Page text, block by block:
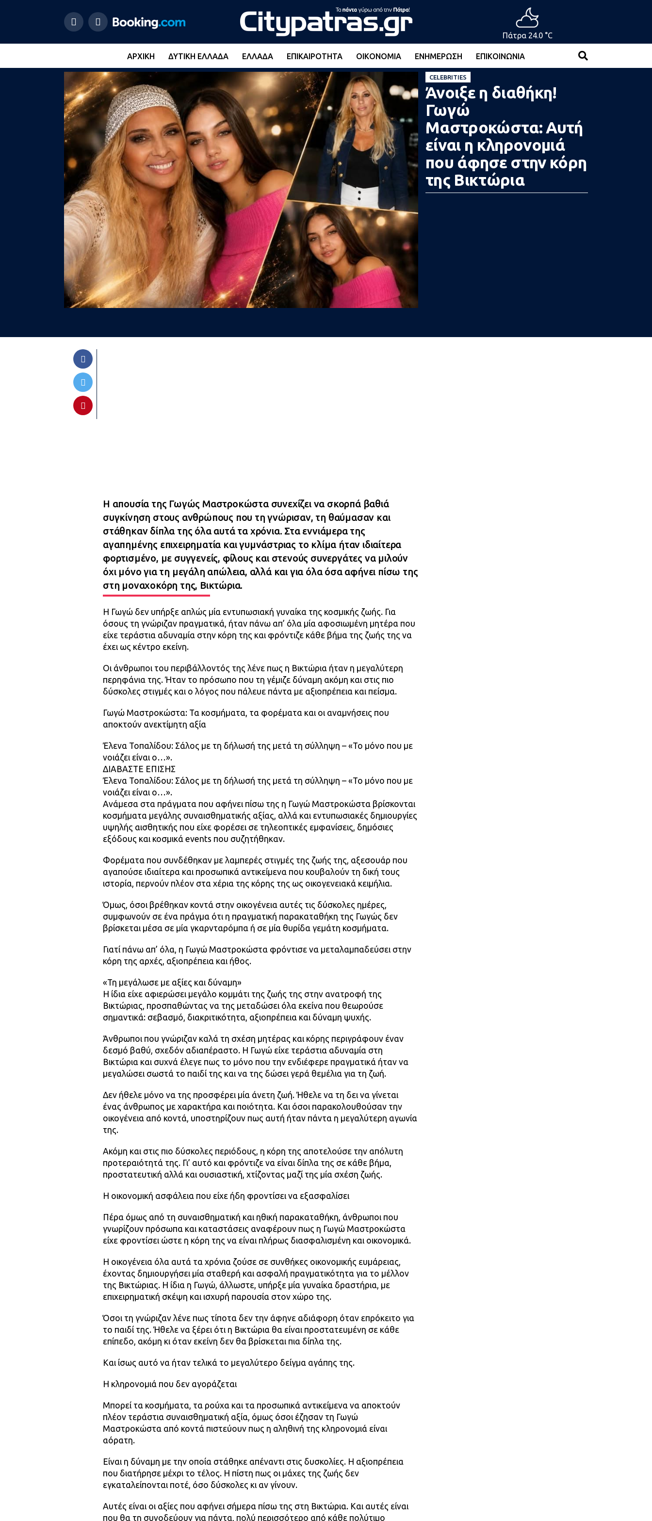
Πάτρα 24.0 °C
ΑΡΧΙΚΉ ΔΥΤΙΚΉ ΕΛΛΆΔΑ ΕΛΛΆΔΑ ΕΠΙΚΑΙΡΌΤΗΤΑ ΟΙΚΟΝΟΜΊΑ ΕΝΗΜΈΡΩΣΗ ΕΠΙΚΟΙΝΩΝΊΑ
CELEBRITIES
Άνοιξε η διαθήκη!
Γωγώ
Μαστροκώστα: Αυτή
είναι η κληρονομιά
που άφησε στην κόρη
της Βικτώρια
Η απουσία της Γωγώς Μαστροκώστα συνεχίζει να σκορπά βαθιά
συγκίνηση στους ανθρώπους που τη γνώρισαν, τη θαύμασαν και
στάθηκαν δίπλα της όλα αυτά τα χρόνια. Στα εννιάμερα της
αγαπημένης επιχειρηματία και γυμνάστριας το κλίμα ήταν ιδιαίτερα
φορτισμένο, με συγγενείς, φίλους και στενούς συνεργάτες να μιλούν
όχι μόνο για τη μεγάλη απώλεια, αλλά και για όλα όσα αφήνει πίσω της
στη μοναχοκόρη της, Βικτώρια.
Η Γωγώ δεν υπήρξε απλώς μία εντυπωσιακή γυναίκα της κοσμικής ζωής. Για
όσους τη γνώριζαν πραγματικά, ήταν πάνω απ’ όλα μία αφοσιωμένη μητέρα που
είχε τεράστια αδυναμία στην κόρη της και φρόντιζε κάθε βήμα της ζωής της να
έχει ως κέντρο εκείνη.
Οι άνθρωποι του περιβάλλοντός της λένε πως η Βικτώρια ήταν η μεγαλύτερη
περηφάνια της. Ήταν το πρόσωπο που τη γέμιζε δύναμη ακόμη και στις πιο
δύσκολες στιγμές και ο λόγος που πάλευε πάντα με αξιοπρέπεια και πείσμα.
Γωγώ Μαστροκώστα: Τα κοσμήματα, τα φορέματα και οι αναμνήσεις που
αποκτούν ανεκτίμητη αξία
Έλενα Τοπαλίδου: Σάλος με τη δήλωσή της μετά τη σύλληψη – «Το μόνο που με
νοιάζει είναι ο…».
ΔΙΑΒΑΣΤΕ ΕΠΙΣΗΣ
Έλενα Τοπαλίδου: Σάλος με τη δήλωσή της μετά τη σύλληψη – «Το μόνο που με
νοιάζει είναι ο…».
Ανάμεσα στα πράγματα που αφήνει πίσω της η Γωγώ Μαστροκώστα βρίσκονται
κοσμήματα μεγάλης συναισθηματικής αξίας, αλλά και εντυπωσιακές δημιουργίες
υψηλής αισθητικής που είχε φορέσει σε τηλεοπτικές εμφανίσεις, δημόσιες
εξόδους και κοσμικά events που συζητήθηκαν.
Φορέματα που συνδέθηκαν με λαμπερές στιγμές της ζωής της, αξεσουάρ που
αγαπούσε ιδιαίτερα και προσωπικά αντικείμενα που κουβαλούν τη δική τους
ιστορία, περνούν πλέον στα χέρια της κόρης της ως οικογενειακά κειμήλια.
Όμως, όσοι βρέθηκαν κοντά στην οικογένεια αυτές τις δύσκολες ημέρες,
συμφωνούν σε ένα πράγμα ότι η πραγματική παρακαταθήκη της Γωγώς δεν
βρίσκεται μέσα σε μία γκαρνταρόμπα ή σε μία θυρίδα γεμάτη κοσμήματα.
Γιατί πάνω απ’ όλα, η Γωγώ Μαστροκώστα φρόντισε να μεταλαμπαδεύσει στην
κόρη της αρχές, αξιοπρέπεια και ήθος.
«Τη μεγάλωσε με αξίες και δύναμη»
Η ίδια είχε αφιερώσει μεγάλο κομμάτι της ζωής της στην ανατροφή της
Βικτώριας, προσπαθώντας να της μεταδώσει όλα εκείνα που θεωρούσε
σημαντικά: σεβασμό, διακριτικότητα, αξιοπρέπεια και δύναμη ψυχής.
Άνθρωποι που γνώριζαν καλά τη σχέση μητέρας και κόρης περιγράφουν έναν
δεσμό βαθύ, σχεδόν αδιαπέραστο. Η Γωγώ είχε τεράστια αδυναμία στη
Βικτώρια και συχνά έλεγε πως το μόνο που την ενδιέφερε πραγματικά ήταν να
μεγαλώσει σωστά το παιδί της και να της δώσει γερά θεμέλια για τη ζωή.
Δεν ήθελε μόνο να της προσφέρει μία άνετη ζωή. Ήθελε να τη δει να γίνεται
ένας άνθρωπος με χαρακτήρα και ποιότητα. Και όσοι παρακολουθούσαν την
οικογένεια από κοντά, υποστηρίζουν πως αυτή ήταν πάντα η μεγαλύτερη αγωνία
της.
Ακόμη και στις πιο δύσκολες περιόδους, η κόρη της αποτελούσε την απόλυτη
προτεραιότητά της. Γι’ αυτό και φρόντιζε να είναι δίπλα της σε κάθε βήμα,
προστατευτική αλλά και ουσιαστική, χτίζοντας μαζί της μία σχέση ζωής.
Η οικονομική ασφάλεια που είχε ήδη φροντίσει να εξασφαλίσει
Πέρα όμως από τη συναισθηματική και ηθική παρακαταθήκη, άνθρωποι που
γνωρίζουν πρόσωπα και καταστάσεις αναφέρουν πως η Γωγώ Μαστροκώστα
είχε φροντίσει ώστε η κόρη της να είναι πλήρως διασφαλισμένη και οικονομικά.
Η οικογένεια όλα αυτά τα χρόνια ζούσε σε συνθήκες οικονομικής ευμάρειας,
έχοντας δημιουργήσει μία σταθερή και ασφαλή πραγματικότητα για το μέλλον
της Βικτώριας. Η ίδια η Γωγώ, άλλωστε, υπήρξε μία γυναίκα δραστήρια, με
επιχειρηματική σκέψη και ισχυρή παρουσία στον χώρο της.
Όσοι τη γνώριζαν λένε πως τίποτα δεν την άφηνε αδιάφορη όταν επρόκειτο για
το παιδί της. Ήθελε να ξέρει ότι η Βικτώρια θα είναι προστατευμένη σε κάθε
επίπεδο, ακόμη κι όταν εκείνη δεν θα βρίσκεται πια δίπλα της.
Και ίσως αυτό να ήταν τελικά το μεγαλύτερο δείγμα αγάπης της.
Η κληρονομιά που δεν αγοράζεται
Μπορεί τα κοσμήματα, τα ρούχα και τα προσωπικά αντικείμενα να αποκτούν
πλέον τεράστια συναισθηματική αξία, όμως όσοι έζησαν τη Γωγώ
Μαστροκώστα από κοντά πιστεύουν πως η αληθινή της κληρονομιά είναι
αόρατη.
Είναι η δύναμη με την οποία στάθηκε απέναντι στις δυσκολίες. Η αξιοπρέπεια
που διατήρησε μέχρι το τέλος. Η πίστη πως οι μάχες της ζωής δεν
εγκαταλείπονται ποτέ, όσο δύσκολες κι αν γίνουν.
Αυτές είναι οι αξίες που αφήνει σήμερα πίσω της στη Βικτώρια. Και αυτές είναι
που θα τη συνοδεύουν για πάντα, πολύ περισσότερο από κάθε πολύτιμο